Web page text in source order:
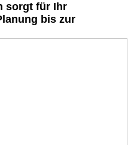
sorgt für Ihr
bis zur